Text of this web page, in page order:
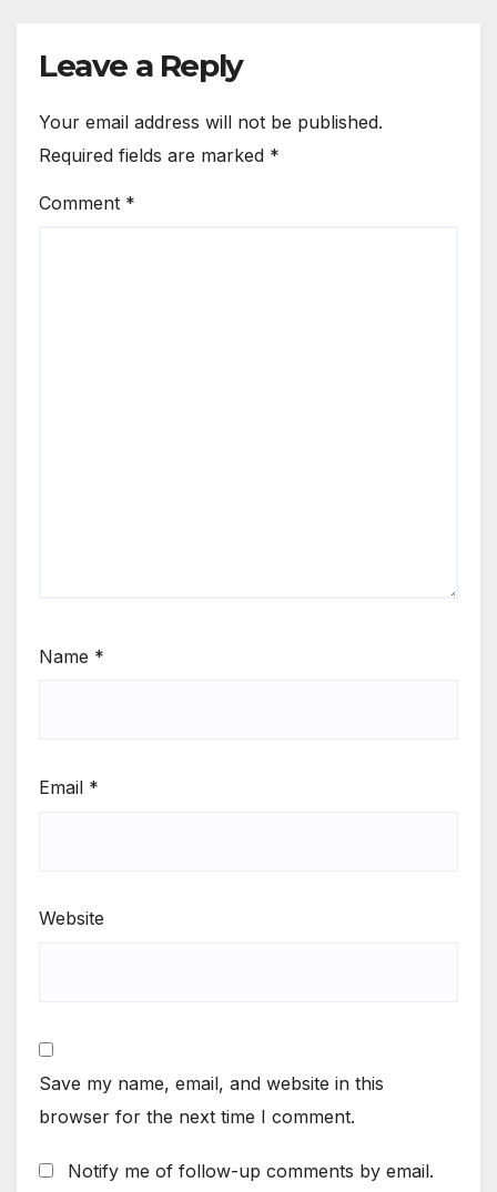
Leave a Reply
Your email address will not be published.
Required fields are marked *
Comment *
Name *
Email *
Website
Save my name, email, and website in this
browser for the next time I comment.
Notify me of follow-up comments by email.